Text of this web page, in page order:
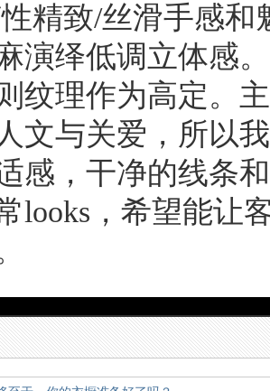
精致/丝滑手感
演绎低调立体感
纹理作为高定。
文与关爱，所以
感，干净的线条
looks，希望能让